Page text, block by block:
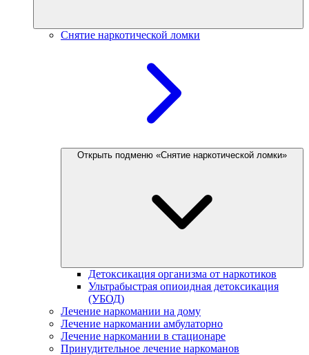
Снятие наркотической ломки
Открыть подменю «Снятие наркотической ломки»
Детоксикация организма от наркотиков
Ультрабыстрая опиоидная детоксикация
(УБОД)
Лечение наркомании на дому
Лечение наркомании амбулаторно
Лечение наркомании в стационаре
Принудительное лечение наркоманов